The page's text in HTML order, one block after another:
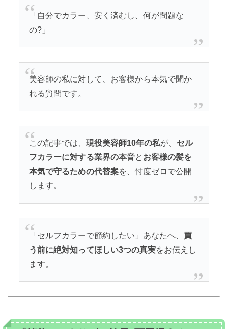
「自分でカラー、安く済むし、何が問題な
の?」
美容師の私に対して、お客様から本気で聞か
れる質問です。
この記事では、 現役美容師10年の私が、 セル
フカラーに対する業界の本音と お客様の髪を
本気で守るための代替案を、忖度ゼロで公開
します。
「セルフカラーで節約したい」あなたへ、 買
う前に絶対知ってほしい3つの真実をお伝えし
ます。